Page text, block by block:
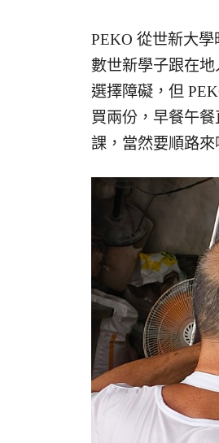
PEKO 從世新大學
數世新學子跟在地
選擇障礙，但
買兩份，早餐午
課，當然要順路來